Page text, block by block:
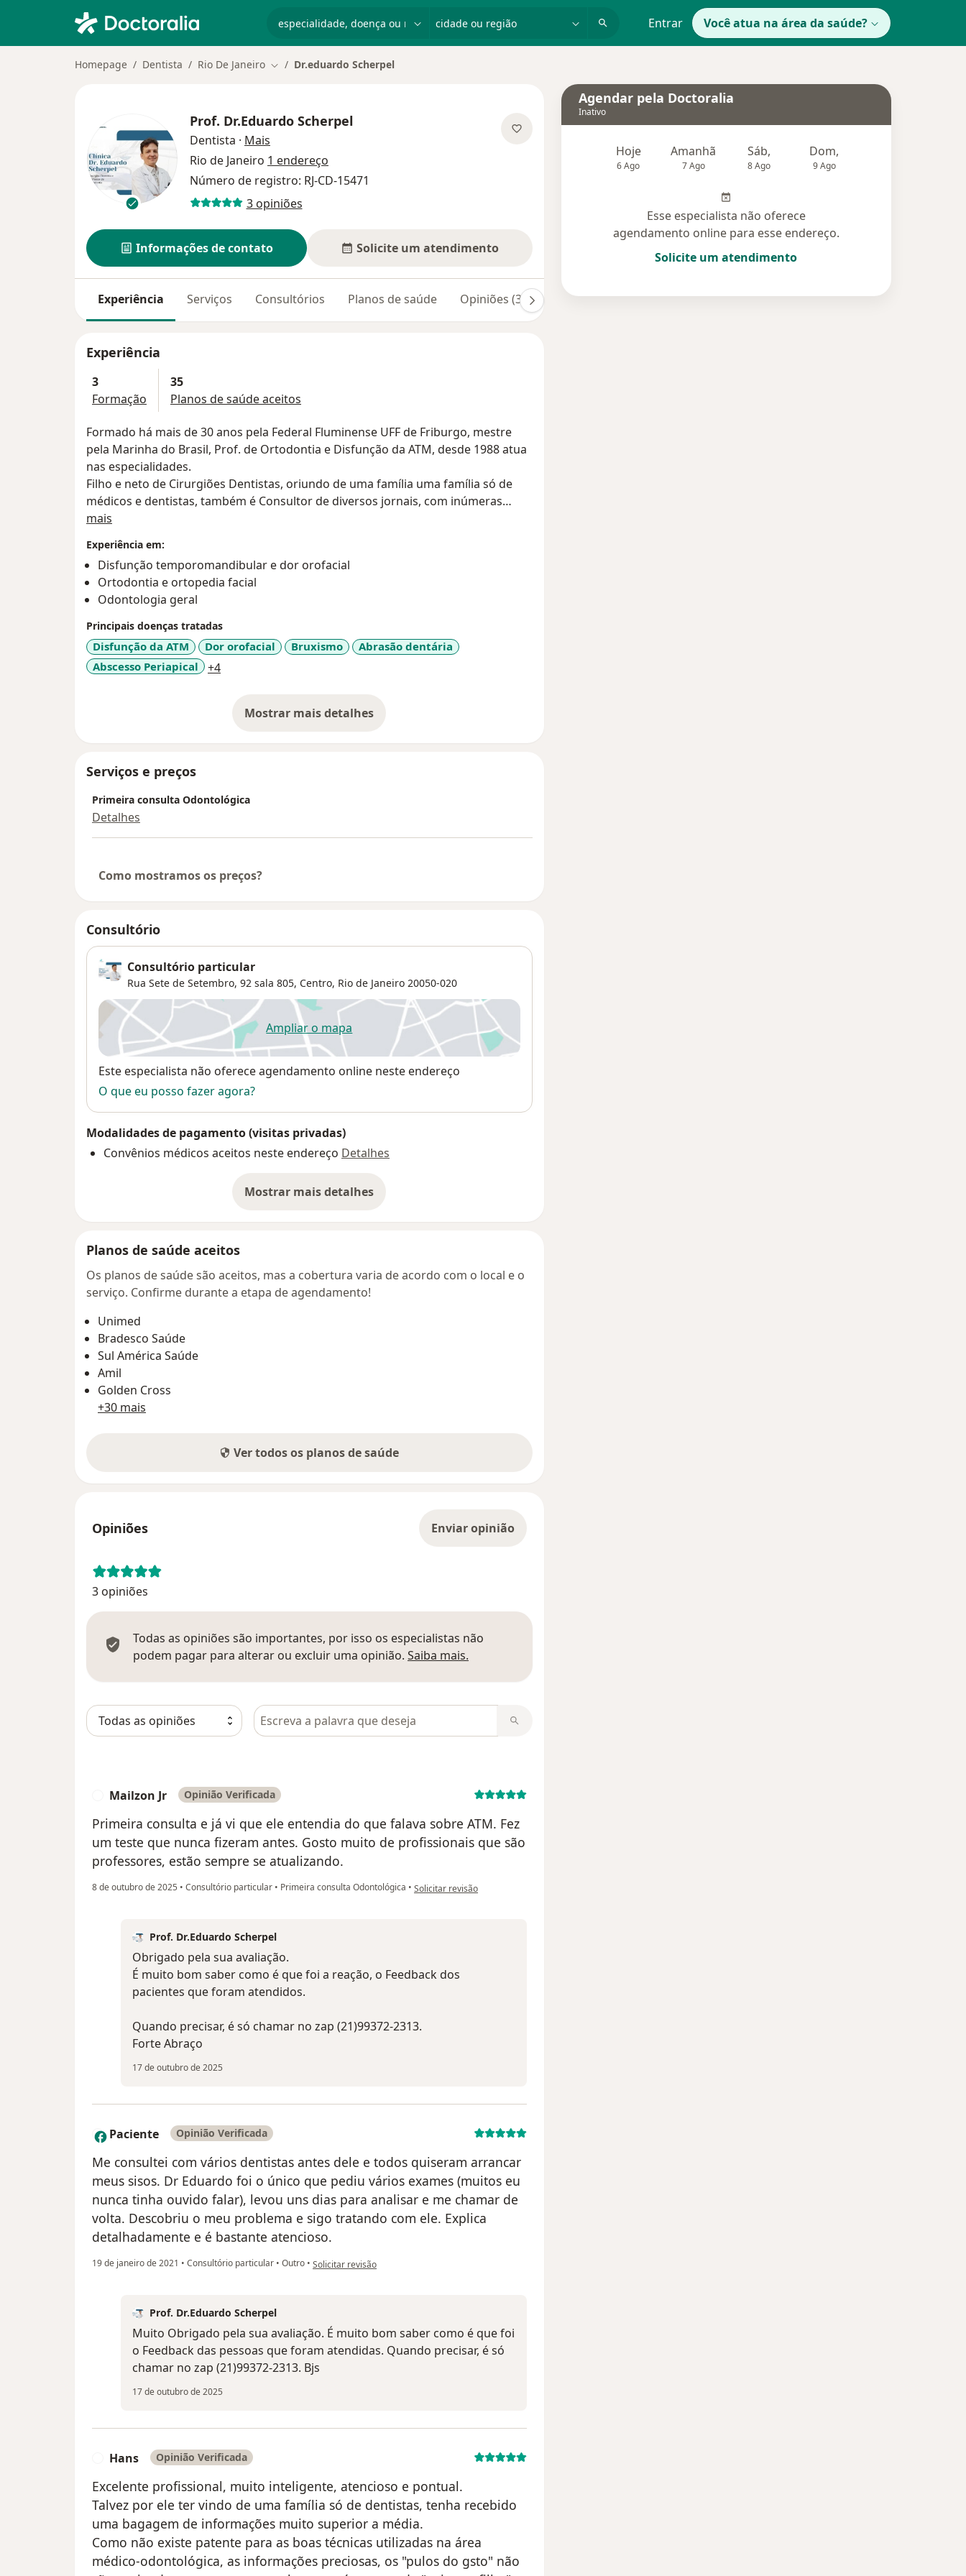
Entrar Você atua na área da saúde?
Homepage Dentista Rio De Janeiro Mudar de cidade
Dr.eduardo Scherpel
Prof. Dr.Eduardo Scherpel
Dentista · Mais
Rio de Janeiro 1 endereço
Número de registro: RJ-CD-15471
3 opiniões
Informações de contato Solicite um atendimento
Experiência Serviços Consultórios Planos de saúde Opiniões (3) Dúvidas respondidas (7)
Experiência
3
Formação
35
Planos de saúde aceitos
Formado há mais de 30 anos pela Federal Fluminense UFF de Friburgo, mestre
pela Marinha do Brasil, Prof. de Ortodontia e Disfunção da ATM, desde 1988 atua
nas especialidades.
Filho e neto de Cirurgiões Dentistas, oriundo de uma família uma família só de
médicos e dentistas, também é Consultor de diversos jornais, com inúmeras
matérias publicadas, além de Perito-odontólogo judicial.
Atualmente atende na Rua Sete de Setembro 92 sala 805 com hora marcada até
às 20h.
mais
Experiência em:
Disfunção temporomandibular e dor orofacial
Ortodontia e ortopedia facial
Odontologia geral
Principais doenças tratadas
Disfunção da ATM Dor orofacial Bruxismo
Abrasão dentária
Abscesso Periapical
+4a11y_sr_more_diseases
Mostrar mais detalhes
sobre a experiência
Serviços e preços
Primeira consulta Odontológica
Detalhes
Como mostramos os preços?
Consultório
Consultório particular
Rua Sete de Setembro, 92 sala 805, Centro, Rio de Janeiro 20050-020
Ampliar o mapaabre num novo separador
Disponibilidade
Este especialista não oferece agendamento online neste endereço
O que eu posso fazer agora?
Modalidades de pagamento (visitas privadas)
Convênios médicos aceitos neste endereço Detalhes
Mostrar mais detalhes
sobre o endereço
Planos de saúde aceitos
Os planos de saúde são aceitos, mas a cobertura varia de acordo com o local e o
serviço. Confirme durante a etapa de agendamento!
Unimed
Bradesco Saúde
Sul América Saúde
Amil
Golden Cross
+30 mais
Ver todos os planos de saúde
Opiniões Enviar opinião
3 opiniões
Todas as opiniões são importantes, por isso os especialistas não
podem pagar para alterar ou excluir uma opinião. Saiba mais.
Pesquisar em opiniões
Mailzon Jr Opinião Verificada
Primeira consulta e já vi que ele entendia do que falava sobre ATM. Fez
um teste que nunca fizeram antes. Gosto muito de profissionais que são
professores, estão sempre se atualizando.
8 de outubro de 2025 • Consultório particular • Primeira consulta Odontológica • na opinião do utilizador Mailzon Jr
Solicitar revisão
Prof. Dr.Eduardo Scherpel
Obrigado pela sua avaliação.
É muito bom saber como é que foi a reação, o Feedback dos
pacientes que foram atendidos.
Quando precisar, é só chamar no zap (21)99372-2313.
Forte Abraço
17 de outubro de 2025
P Paciente Opinião Verificada
Me consultei com vários dentistas antes dele e todos quiseram arrancar
meus sisos. Dr Eduardo foi o único que pediu vários exames (muitos eu
nunca tinha ouvido falar), levou uns dias para analisar e me chamar de
volta. Descobriu o meu problema e sigo tratando com ele. Explica
detalhadamente e é bastante atencioso.
19 de janeiro de 2021 • Consultório particular • Outro • na opinião do utilizador Paciente
Solicitar revisão
Prof. Dr.Eduardo Scherpel
Muito Obrigado pela sua avaliação. É muito bom saber como é que foi
o Feedback das pessoas que foram atendidas. Quando precisar, é só
chamar no zap (21)99372-2313. Bjs
17 de outubro de 2025
Hans Opinião Verificada
Excelente profissional, muito inteligente, atencioso e pontual.
Talvez por ele ter vindo de uma família só de dentistas, tenha recebido
uma bagagem de informações muito superior a média.
Como não existe patente para as boas técnicas utilizadas na área
médico-odontológica, as informações preciosas, os "pulos do gsto" não
Agendar pela Doctoralia
Inativo
Hoje
6 Ago
Amanhã
7 Ago
Sáb,
8 Ago
Dom,
9 Ago
Esse especialista não oferece
agendamento online para esse endereço.
Solicite um atendimento